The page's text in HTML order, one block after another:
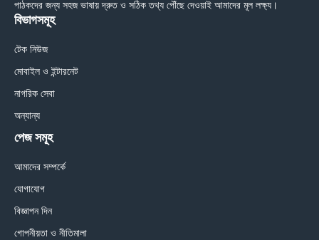
পাঠকদের জন্য সহজ ভাষায় দ্রুত ও সঠিক তথ্য পৌঁছে দেওয়াই আমাদের মূল লক্ষ্য।
বিভাগসমূহ
টেক নিউজ
মোবাইল ও ইন্টারনেট
নাগরিক সেবা
অন্যান্য
পেজ সমূহ
আমাদের সম্পর্কে
যোগাযোগ
বিজ্ঞাপন দিন
গোপনীয়তা ও নীতিমালা